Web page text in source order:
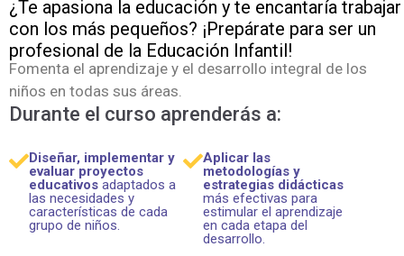
¿Te apasiona la educación y te encantaría trabajar
con los más pequeños? ¡Prepárate para ser un
profesional de la Educación Infantil!
Fomenta el aprendizaje y el desarrollo integral de los
niños en todas sus áreas.
Durante el curso aprenderás a:
Diseñar, implementar y
evaluar proyectos
educativos adaptados a
las necesidades y
características de cada
grupo de niños.
Aplicar las
metodologías y
estrategias didácticas
más efectivas para
estimular el aprendizaje
en cada etapa del
desarrollo.